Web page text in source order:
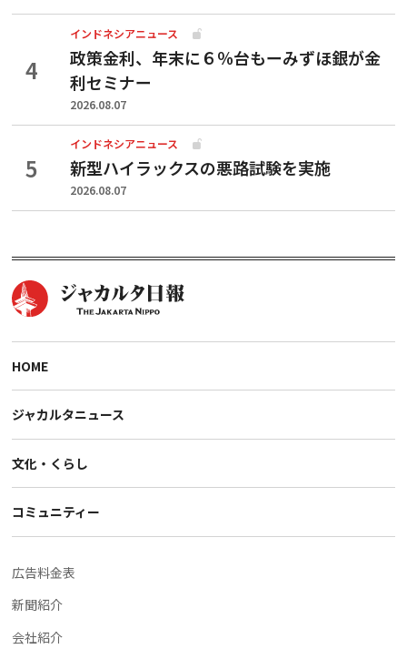
インドネシアニュース
政策金利、年末に６％台もーみずほ銀が金
利セミナー
2026.08.07
インドネシアニュース
新型ハイラックスの悪路試験を実施
2026.08.07
HOME
ジャカルタニュース
文化・くらし
コミュニティー
広告料金表
新聞紹介
会社紹介